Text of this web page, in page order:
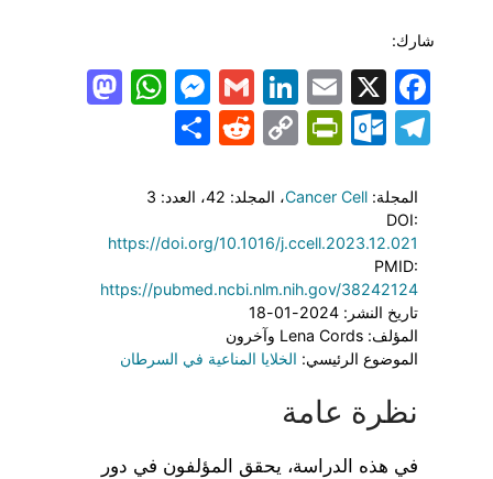
شارك:
Facebook
X
Email
LinkedIn
Gmail
Telegram
Outlook.com
PrintFriendly
Copy
Reddit
Share
المجلة: Cancer Cell، المجلد: 42
، العدد: 3
DOI:
https://doi.org/10.1016/j.ccell.2023.12.021
PMID:
https://pubmed.ncbi.nlm.nih.gov/38242124
تاريخ النشر: 2024-01-18
المؤلف: Lena Cords وآخرون
الموضوع الرئيسي: الخلايا المناعية في السرطان
نظرة عامة
في هذه الدراسة، يحقق المؤلفون في دور